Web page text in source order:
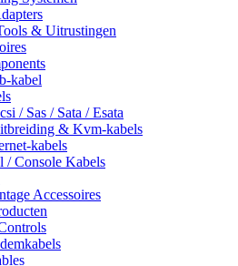
& Uitrustingen
kabel
/ Sas / Sata / Esata
& Kvm-kabels
kabels
/ Console Kabels
Accessoires